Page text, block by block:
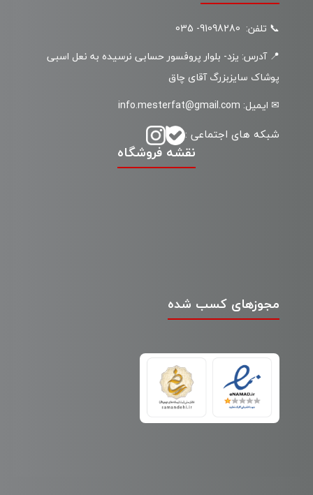
مجوزهای کسب شده
📞 تلفن: 91098280- 035
📍 آدرس: یزد- بلوار پروفسور حسابی نرسیده به نعل اسبی
پوشاک سایزبزرگ آقای چاق
✉ ایمیل: info.mesterfat@gmail.com
شبکه های اجتماعی :
نقشه فروشگاه